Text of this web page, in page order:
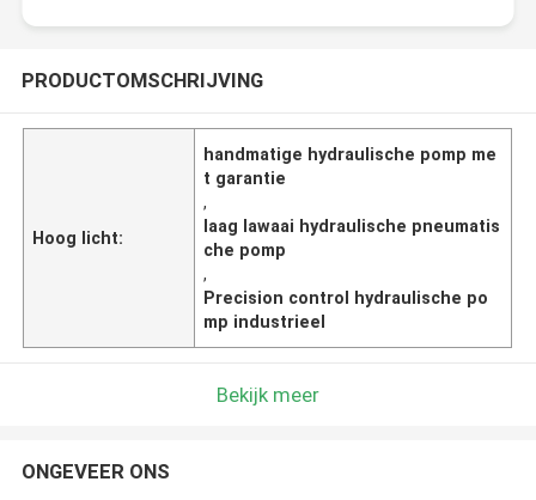
PRODUCTOMSCHRIJVING
Hoog licht:
handmatige hydraulische pomp me
t garantie
,
laag lawaai hydraulische pneumatis
che pomp
,
Precision control hydraulische po
mp industrieel
Bekijk meer
ONGEVEER ONS